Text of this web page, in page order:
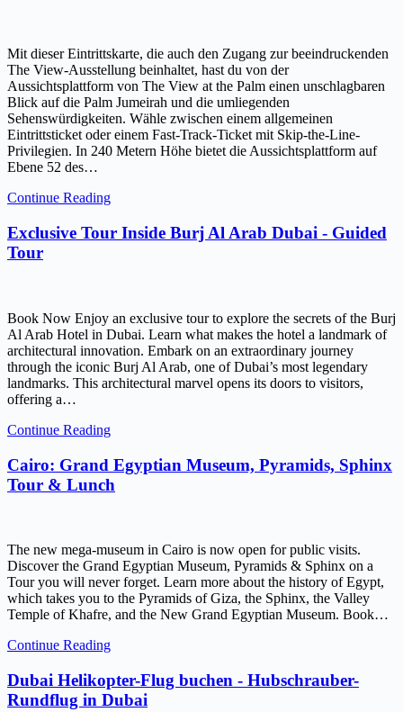
Mit dieser Eintrittskarte, die auch den Zugang zur beeindruckenden
The View-Ausstellung beinhaltet, hast du von der
Aussichtsplattform von The View at the Palm einen unschlagbaren
Blick auf die Palm Jumeirah und die umliegenden
Sehenswürdigkeiten. Wähle zwischen einem allgemeinen
Eintrittsticket oder einem Fast-Track-Ticket mit Skip-the-Line-
Privilegien. In 240 Metern Höhe bietet die Aussichtsplattform auf
Ebene 52 des…
Continue Reading
Exclusive Tour Inside Burj Al Arab Dubai - Guided
Tour
Book Now Enjoy an exclusive tour to explore the secrets of the Burj
Al Arab Hotel in Dubai. Learn what makes the hotel a landmark of
architectural innovation. Embark on an extraordinary journey
through the iconic Burj Al Arab, one of Dubai’s most legendary
landmarks. This architectural marvel opens its doors to visitors,
offering a…
Continue Reading
Cairo: Grand Egyptian Museum, Pyramids, Sphinx
Tour & Lunch
The new mega-museum in Cairo is now open for public visits.
Discover the Grand Egyptian Museum, Pyramids & Sphinx on a
Tour you will never forget. Learn more about the history of Egypt,
which takes you to the Pyramids of Giza, the Sphinx, the Valley
Temple of Khafre, and the New Grand Egyptian Museum. Book…
Continue Reading
Dubai Helikopter-Flug buchen - Hubschrauber-
Rundflug in Dubai